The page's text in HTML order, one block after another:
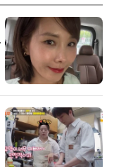
の消費哲学をアピ
とを覚えているの
ています』という
節約哲学を伝え
たものを食べるの
約哲学を展開し笑
語録で見ればパク
や勢い、言い張る
2人の相反する魅力